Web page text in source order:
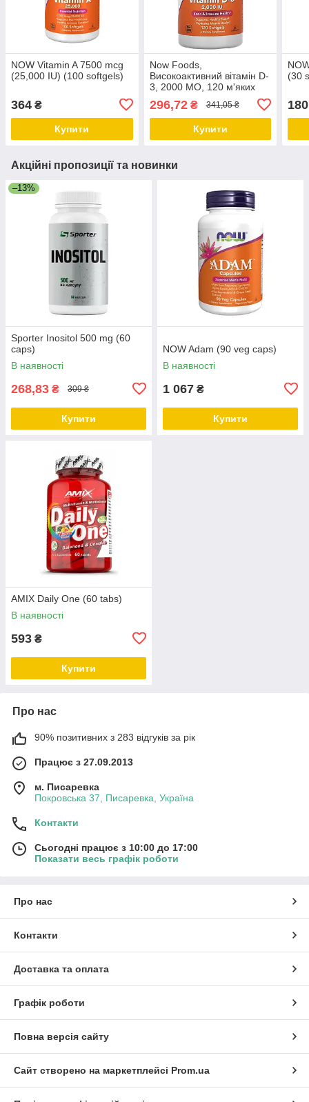
NOW Vitamin A 7500 mcg
(25,000 IU) (100 softgels)
364 ₴
Купити
Now Foods,
Високоактивний вітамін D-
3, 2000 МО, 120 м'яких
296,72₴ 341,05 ₴
Купити
(30
180
Акційні пропозиції та новинки
–13%
Sporter Inositol 500 mg (60
caps)
В наявності
268,83 ₴ 309 ₴
Купити
NOW Adam (90 veg caps)
В наявності
1 067 ₴
Купити
AMIX Daily One (60 tabs)
В наявності
593 ₴
Купити
Про нас
90% позитивних з 283 відгуків за рік
Працює з 27.09.2013
м. Писаревка
Покровська 37, Писаревка, Україна
Контакти
Сьогодні працює з 10:00 до 17:00
Показати весь графік роботи
Про нас
Контакти
Доставка та оплата
Графік роботи
Повна версія сайту
Сайт створено на маркетплейсі Prom.ua